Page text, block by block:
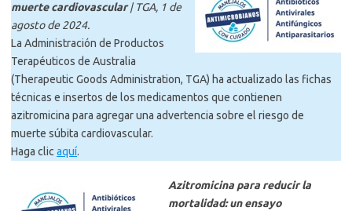
muerte cardiovascular| TGA, 1 de
agosto de 2024.
La Administración de Productos
Terapéuticos de Australia
(Therapeutic Goods Administration, TGA) ha actualizado las fichas
técnicas e insertos de los medicamentos que contienen
azitromicina para agregar una advertencia sobre el riesgo de
muerte súbita cardiovascular.
Haga clicaquí.
Azitromicina para reducir la
mortalidad: un ensayo